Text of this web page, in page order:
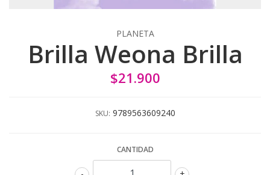
PLANETA
Brilla Weona Brilla
$21.900
SKU: 9789563609240
CANTIDAD